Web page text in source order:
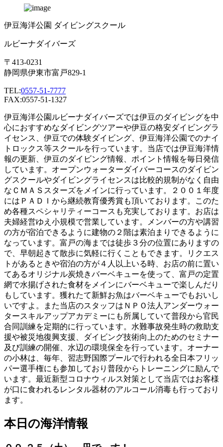
伊豆海洋公園 ダイビングスクール
ルビーナダイバーズ
〒413-0231
静岡県伊東市富戸829-1
TEL:0557-51-7777
FAX:0557-51-1327
伊豆海洋公園ルビーナダイバーズでは伊豆のダイビングを中
心におすすめなダイビングツアーや伊豆の格安ダイビングラ
イセンス、伊豆での体験ダイビング、伊豆海洋公園でのナイ
トロックス等スクールを行っています。当店では伊豆海洋情
報の更新、伊豆のダイビング情報、ポイント情報を毎日発信
しています。オープンウォーターダイバーコースのダイビン
グスクールやダイビングライセンスは比較的規制がなく自由
なＣＭＡＳスターズをメインに行っています。２００１年度
にはＰＡＤＩから継続教育優秀賞も頂いております。このた
め各種スペシャリティーコースも充実しております。お店は
夫婦経営ゆえ小規模で営業しています。メンバーの方や講習
の方が宿泊できるように建物の２階は素泊まりできるように
なっています。富戸の海までは徒歩３分の位置にありますの
で、早朝起きて散歩に気軽に行くこともできます。リクエス
トがあるときや宿泊の方が４人以上いる時、お店の前に置い
てあるオリジナル炭焼きバーベキューを使って、富戸の定置
網で水揚げされた食材をメインにバーベキューで楽しんだり
もしています。獲れたて新鮮お魚はバーベキューでもおいし
いですよ。また当店のスタッフはＮＰＯ法人アンダーウォー
タースキルアップアカデミーにも所属していて普段から官民
合同訓練を定期的に行っています。水難事故発生時の救助支
援や被災地復興支援、ダイビング技術向上のためのセミナー
及び訓練の開催、水辺の環境保全を行っています。オーナー
の小林は、毎年、習志野国際プールで行われる全日本フリッ
パー選手権にも参加しており普段からトレーニングに励んで
います。最近新型コロナウィルス対策として当店ではお客様
が口に食われるレンタル器材のアルコール消毒も行っており
ます。
本日の海洋情報